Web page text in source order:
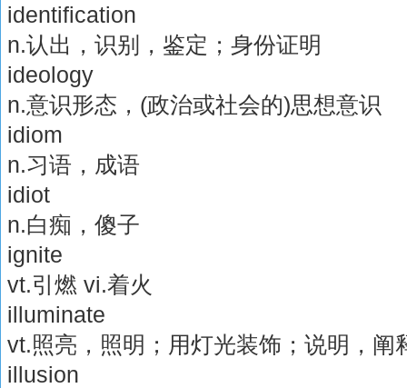
identification
n.认出，识别，鉴定；身份证明
ideology
n.意识形态，(政治或社会的)思想意识
idiom
n.习语，成语
idiot
n.白痴，傻子
ignite
vt.引燃 vi.着火
illuminate
vt.照亮，照明；用灯光装饰；说明，阐
illusion